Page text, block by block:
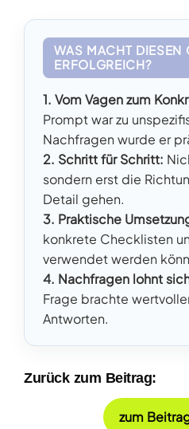
WAS MACHT DIESEN
ERFOLGREICH?
1. Vom Vagen zum
Prompt war zu
Nachfragen wurde er
2. Schritt für Schritt:
sondern erst die
Detail gehen.
3. Praktische
konkrete Checklisten
verwendet werden
4. Nachfragen lohnt
Frage brachte
Antworten.
Zurück zum Beitrag:
zum